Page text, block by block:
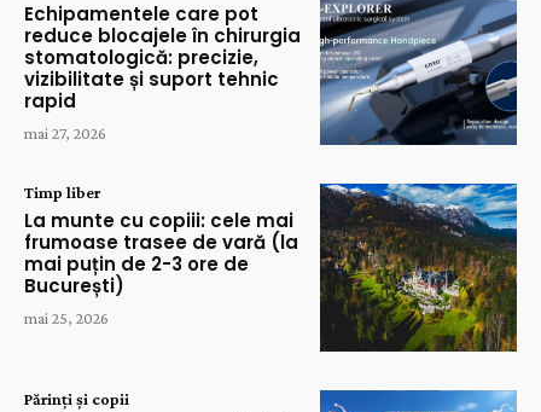
Echipamentele care pot
reduce blocajele în chirurgia
stomatologică: precizie,
vizibilitate și suport tehnic
rapid
mai 27, 2026
Timp liber
La munte cu copiii: cele mai
frumoase trasee de vară (la
mai puțin de 2-3 ore de
București)
mai 25, 2026
Părinți și copii